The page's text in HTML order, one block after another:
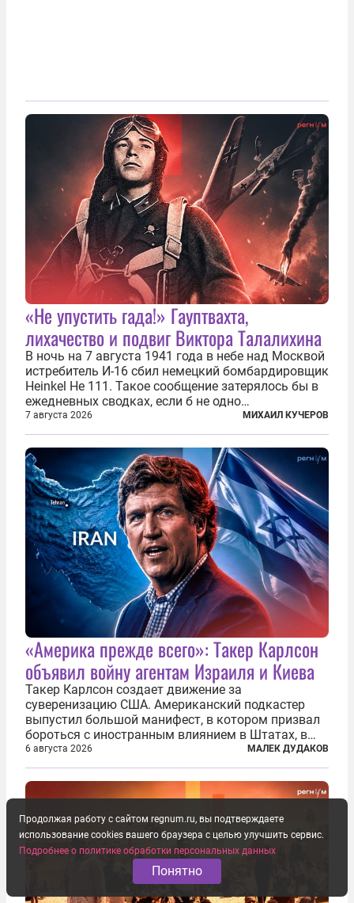
«Не упустить гада!» Гауптвахта,
лихачество и подвиг Виктора Талалихина
В ночь на 7 августа 1941 года в небе над Москвой
истребитель И-16 сбил немецкий бомбардировщик
Heinkel He 111. Такое сообщение затерялось бы в
ежедневных сводках, если б не одно
обстоятельство. Это был один из первых в
истории отечественной авиации ночных таранов.
У пилота — младшего лейтенанта...
7 августа 2026 МИХАИЛ КУЧЕРОВ
«Америка прежде всего»: Такер Карлсон
объявил войну агентам Израиля и Киева
Такер Карлсон создает движение за
суверенизацию США. Американский подкастер
выпустил большой манифест, в котором призвал
бороться с иностранным влиянием в Штатах, в
первую очередь имея в виду Израиль. А также
прекратить заморские войны, выплатить
репарации Ирану, остановить прием мигрантов...
6 августа 2026 МАЛЕК ДУДАКОВ
Продолжая работу с сайтом regnum.ru, вы подтверждаете
использование cookies вашего браузера с целью улучшить сервис.
Подробнее о политике обработки персональных данных
Понятно